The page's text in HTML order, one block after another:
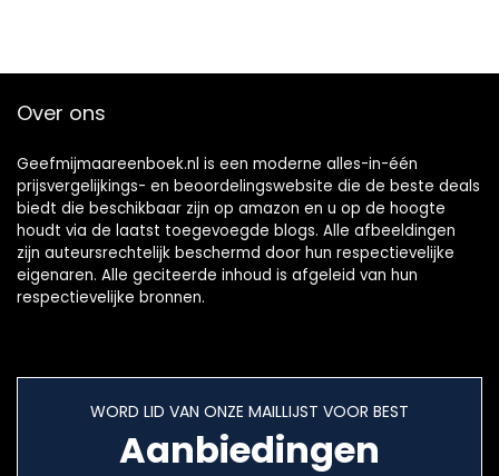
Over ons
Geefmijmaareenboek.nl is een moderne alles-in-één
prijsvergelijkings- en beoordelingswebsite die de beste deals
biedt die beschikbaar zijn op amazon en u op de hoogte
houdt via de laatst toegevoegde blogs. Alle afbeeldingen
zijn auteursrechtelijk beschermd door hun respectievelijke
eigenaren. Alle geciteerde inhoud is afgeleid van hun
respectievelijke bronnen.
WORD LID VAN ONZE MAILLIJST VOOR BEST
Aanbiedingen